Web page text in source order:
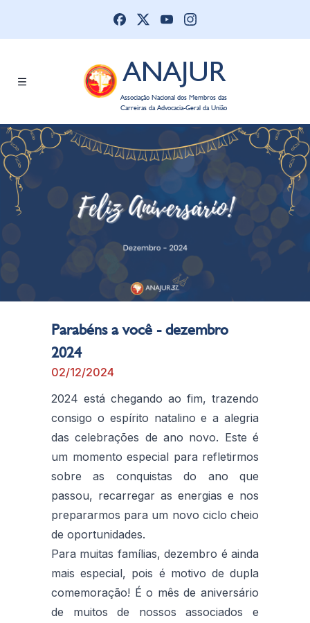
ANAJUR
Associação Nacional dos Membros das
Carreiras da Advocacia-Geral da União
Parabéns a você - dezembro
2024
02/12/2024
2024 está chegando ao fim, trazendo
consigo o espírito natalino e a alegria
das celebrações de ano novo. Este é
um momento especial para refletirmos
sobre as conquistas do ano que
passou, recarregar as energias e nos
prepararmos para um novo ciclo cheio
de oportunidades.
Para muitas famílias, dezembro é ainda
mais especial, pois é motivo de dupla
comemoração! É o mês de aniversário
de muitos de nossos associados e